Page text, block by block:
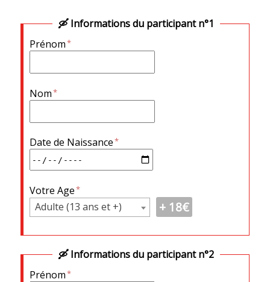
Informations du participant n°1
Prénom
Nom
Date de Naissance
Votre Age
Adulte (13 ans et +)
18€
Informations du participant n°2
Prénom